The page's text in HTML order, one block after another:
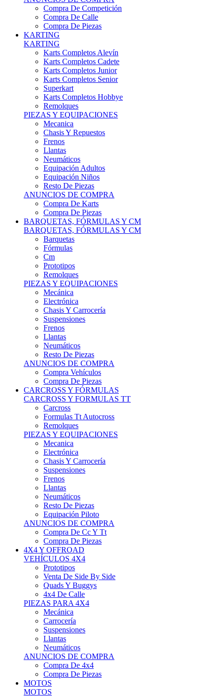
Compra De Calle
Compra De Piezas
KARTING
KARTING
Karts Completos Alevín
Karts Completos Cadete
Karts Completos Junior
Karts Completos Senior
Superkart
Karts Completos Hobbye
Remolques
PIEZAS Y EQUIPACIONES
Mecanica
Chasis Y Repuestos
Frenos
Llantas
Neumáticos
Equipación Adultos
Equipación Niños
Resto De Piezas
ANUNCIOS DE COMPRA
Compra De Karts
Compra De Piezas
BARQUETAS, FÓRMULAS Y CM
BARQUETAS, FÓRMULAS Y CM
Barquetas
Fórmulas
Cm
Prototipos
Remolques
PIEZAS Y EQUIPACIONES
Mecánica
Electrónica
Chasis Y Carrocería
Suspensiones
Frenos
Llantas
Neumáticos
Resto De Piezas
ANUNCIOS DE COMPRA
Compra Vehículos
Compra De Piezas
CARCROSS Y FÓRMULAS
CARCROSS Y FORMULAS TT
Carcross
Formulas Tt Autocross
Remolques
PIEZAS Y EQUIPACIONES
Mecanica
Electrónica
Chasis Y Carrocería
Suspensiones
Frenos
Llantas
Neumáticos
Resto De Piezas
Equipación Piloto
ANUNCIOS DE COMPRA
Compra De Cc Y Tt
Compra De Piezas
4X4 Y OFFROAD
VEHÍCULOS 4X4
Prototipos
Venta De Side By Side
Quads Y Buggys
4x4 De Calle
PIEZAS PARA 4X4
Mecánica
Carrocería
Suspensiones
Llantas
Neumáticos
ANUNCIOS DE COMPRA
Compra De 4x4
Compra De Piezas
MOTOS
MOTOS
Motos De Circuito